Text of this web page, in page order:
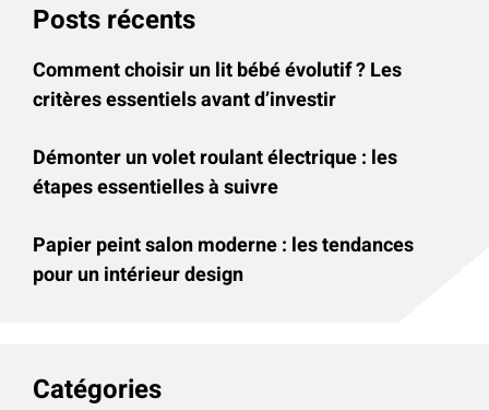
Posts récents
Comment choisir un lit bébé évolutif ? Les
critères essentiels avant d’investir
Démonter un volet roulant électrique : les
étapes essentielles à suivre
Papier peint salon moderne : les tendances
pour un intérieur design
Catégories